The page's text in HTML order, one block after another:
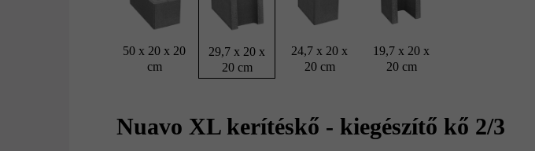
50 x 20 x 20
cm
29,7 x 20 x
20 cm
24,7 x 20 x
20 cm
19,7 x 20 x
20 cm
Nuavo XL kerítéskő - kiegészítő kő 2/3